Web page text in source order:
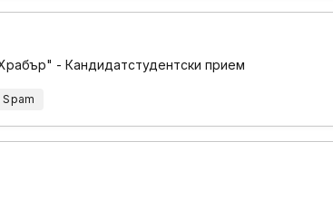
- Кандидатстудентски прием
Spam